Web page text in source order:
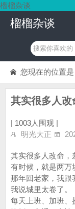
榴榴杂谈
榴榴杂谈
您现在的位置是
其实很多人改
| 1003人围观 |
明光大正
其实很多人改命，
有时候，就是两万
那年回老家，我跟
我说城里太卷了。
每天上班、加班、